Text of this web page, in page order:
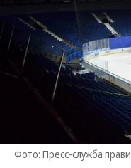
Фото: Пресс-служба